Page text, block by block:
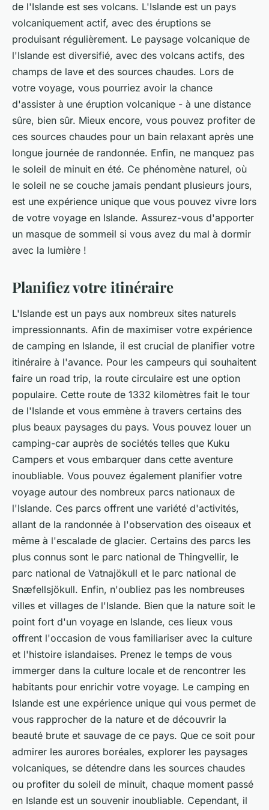
de l'Islande est ses volcans. L'Islande est un pays
volcaniquement actif, avec des éruptions se
produisant régulièrement. Le paysage volcanique de
l'Islande est diversifié, avec des volcans actifs, des
champs de lave et des sources chaudes. Lors de
votre voyage, vous pourriez avoir la chance
d'assister à une éruption volcanique - à une distance
sûre, bien sûr. Mieux encore, vous pouvez profiter de
ces sources chaudes pour un bain relaxant après une
longue journée de randonnée. Enfin, ne manquez pas
le soleil de minuit en été. Ce phénomène naturel, où
le soleil ne se couche jamais pendant plusieurs jours,
est une expérience unique que vous pouvez vivre lors
de votre voyage en Islande. Assurez-vous d'apporter
un masque de sommeil si vous avez du mal à dormir
avec la lumière !
Planifiez votre itinéraire
L'Islande est un pays aux nombreux sites naturels
impressionnants. Afin de maximiser votre expérience
de camping en Islande, il est crucial de planifier votre
itinéraire à l'avance. Pour les campeurs qui souhaitent
faire un road trip, la route circulaire est une option
populaire. Cette route de 1332 kilomètres fait le tour
de l'Islande et vous emmène à travers certains des
plus beaux paysages du pays. Vous pouvez louer un
camping-car auprès de sociétés telles que Kuku
Campers et vous embarquer dans cette aventure
inoubliable. Vous pouvez également planifier votre
voyage autour des nombreux parcs nationaux de
l'Islande. Ces parcs offrent une variété d'activités,
allant de la randonnée à l'observation des oiseaux et
même à l'escalade de glacier. Certains des parcs les
plus connus sont le parc national de Thingvellir, le
parc national de Vatnajökull et le parc national de
Snæfellsjökull. Enfin, n'oubliez pas les nombreuses
villes et villages de l'Islande. Bien que la nature soit le
point fort d'un voyage en Islande, ces lieux vous
offrent l'occasion de vous familiariser avec la culture
et l'histoire islandaises. Prenez le temps de vous
immerger dans la culture locale et de rencontrer les
habitants pour enrichir votre voyage. Le camping en
Islande est une expérience unique qui vous permet de
vous rapprocher de la nature et de découvrir la
beauté brute et sauvage de ce pays. Que ce soit pour
admirer les aurores boréales, explorer les paysages
volcaniques, se détendre dans les sources chaudes
ou profiter du soleil de minuit, chaque moment passé
en Islande est un souvenir inoubliable. Cependant, il